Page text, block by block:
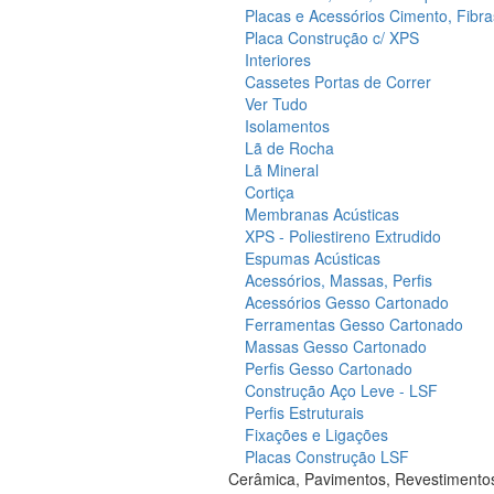
Placas e Acessórios Cimento,
Placa Construção c/ XPS
Interiores
Cassetes Portas de Correr
Ver Tudo
Isolamentos
Lã de Rocha
Lã Mineral
Cortiça
Membranas Acústicas
XPS - Poliestireno Extrudido
Espumas Acústicas
Acessórios, Massas, Perfis
Acessórios Gesso Cartonado
Ferramentas Gesso Cartonado
Massas Gesso Cartonado
Perfis Gesso Cartonado
Construção Aço Leve - LSF
Perfis Estruturais
Fixações e Ligações
Placas Construção LSF
Cerâmica, Pavimentos,